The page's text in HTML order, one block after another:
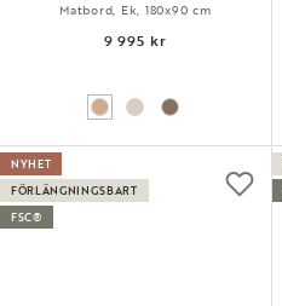
Matbord, Ek, 180x90 cm
9 995 kr
NYHET
FÖRLÄNGNINGSBART
FSC®